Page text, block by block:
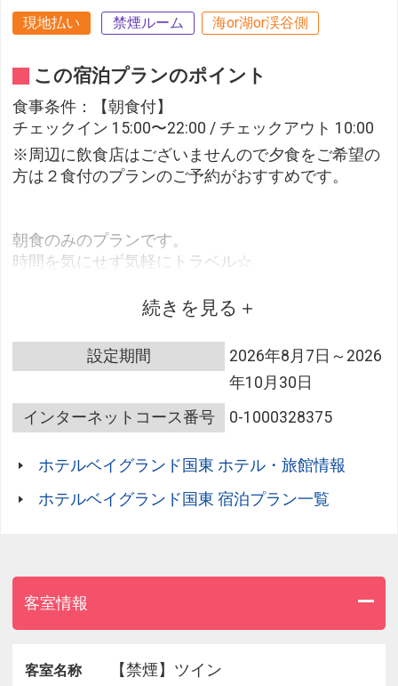
現地払い 禁煙ルーム 海or湖or渓谷側
この宿泊プランのポイント
食事条件：【朝食付】
チェックイン 15:00〜22:00 / チェックアウト 10:00
※周辺に飲食店はございませんので夕食をご希望の
方は２食付のプランのご予約がおすすめです。
朝食のみのプランです。
時間を気にせず気軽にトラベル☆
●最終チェックインは＜２２時＞●
入れて下さい♪
ビジネス宿泊はもちろん、観光旅行にもオススメで
・‥…━◆ご朝食◆━…‥・
朝食は、当ホテルに朝食付でお泊まりのお客様の人
数が
▲仕入れ状況や季節によりメニューが変わります。
▲お食事はレストランにてお召し上がり下さい。
◎朝食時間 7:00～9:00
続きを見る
設定期間
2026年8月7日～2026
年10月30日
インターネットコース番号
0-1000328375
ホテルベイグランド国東 ホテル・旅館情報
ホテルベイグランド国東 宿泊プラン一覧
客室情報
客室名称 【禁煙】ツイン